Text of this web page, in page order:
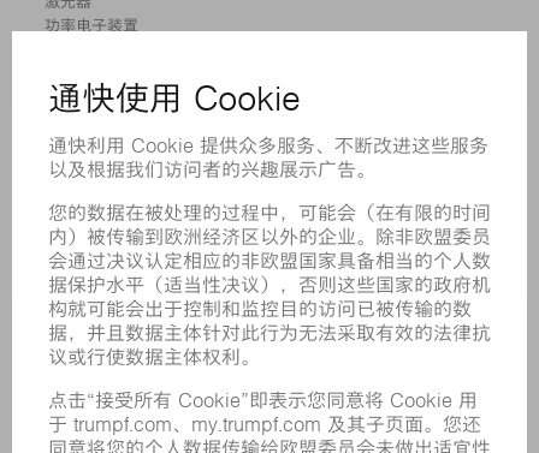
功率电子装置
软件
应用
行业
职业发展
招聘职位
企业简介
董事会
业务报告
企业宗旨
合规
安全
新闻稿